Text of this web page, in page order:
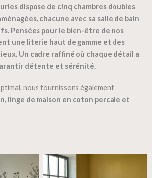
dispose de cinq chambres doubles
chacune avec sa salle de bain
. Pensées pour le bien-être de nos
une literie haut de gamme et des
Un cadre raffiné où chaque détail a
détente et sérénité.
nous fournissons également
linge de maison en coton percale et